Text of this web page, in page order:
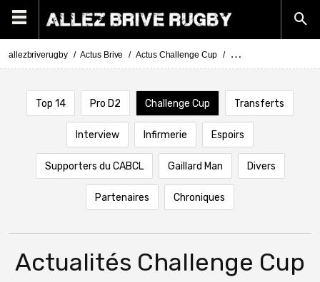
allezbriverugby Actus Brive Actus Challenge Cup Challenge Cup actus -
Top 14 Pro D2 Challenge Cup Transferts
Interview Infirmerie Espoirs
Supporters du CABCL Gaillard Man Divers
Partenaires Chroniques
Actualités Challenge Cup